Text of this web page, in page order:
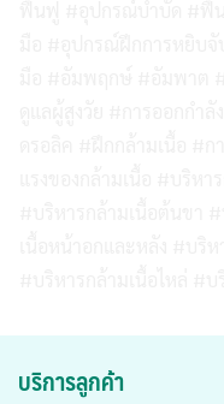
บริการลูกค้า